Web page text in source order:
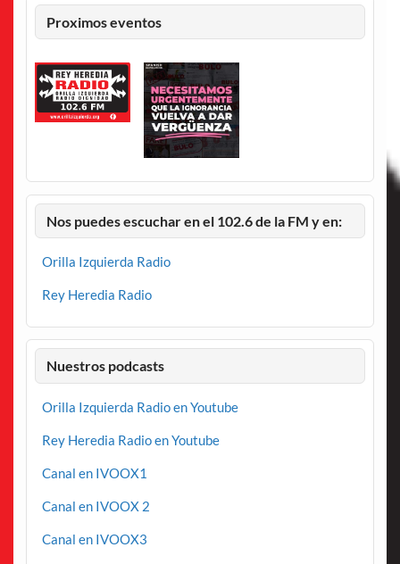
Proximos eventos
Nos puedes escuchar en el 102.6 de la FM y en:
Orilla Izquierda Radio
Rey Heredia Radio
Nuestros podcasts
Orilla Izquierda Radio en Youtube
Rey Heredia Radio en Youtube
Canal en IVOOX1
Canal en IVOOX 2
Canal en IVOOX3